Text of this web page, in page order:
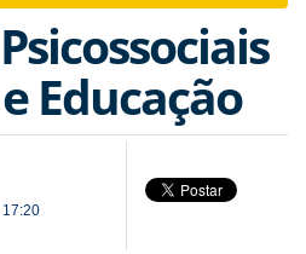
Educação